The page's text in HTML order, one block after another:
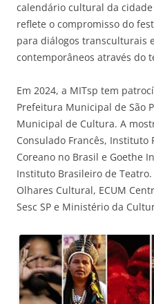
calendário cultural da cidade
reflete o compromisso do
para diálogos transculturais
contemporâneos através do
Em 2024, a MITsp tem
Prefeitura Municipal de São
Municipal de Cultura. A
Consulado Francês, Instituto
Coreano no Brasil e Goethe
Instituto Brasileiro de
Olhares Cultural, ECUM
Sesc SP e Ministério da